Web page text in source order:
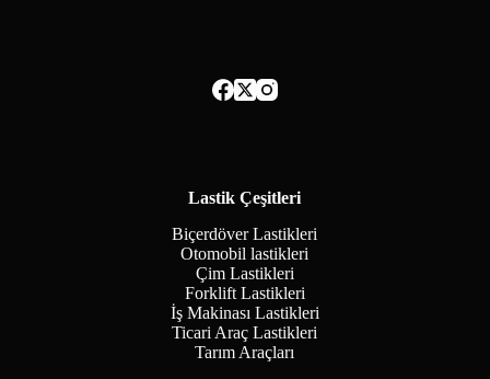
Lastik Çeşitleri
Biçerdöver Lastikleri
Otomobil lastikleri
Çim Lastikleri
Forklift Lastikleri
İş Makinası Lastikleri
Ticari Araç Lastikleri
Tarım Araçları